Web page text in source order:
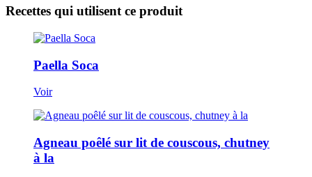
Recettes qui utilisent ce produit
Paella Soca
Voir
Agneau poêlé sur lit de couscous, chutney
à la